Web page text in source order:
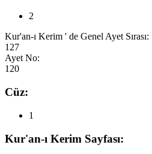
2
Kur'an-ı Kerim ' de Genel Ayet Sırası:
127
Ayet No:
120
Cüz:
1
Kur'an-ı Kerim Sayfası: